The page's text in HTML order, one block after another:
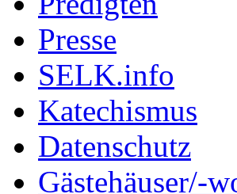
Presse
SELK.info
Katechismus
Datenschutz
Gästehäuser/-